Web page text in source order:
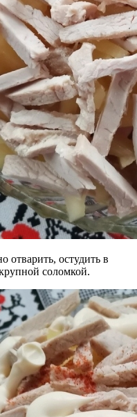
отварить, остудить в
соломкой.